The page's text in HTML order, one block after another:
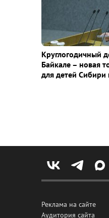
Круглогодичный
Байкале – новая
для детей Сибири
Реклама на сайте
Аудитория сайта